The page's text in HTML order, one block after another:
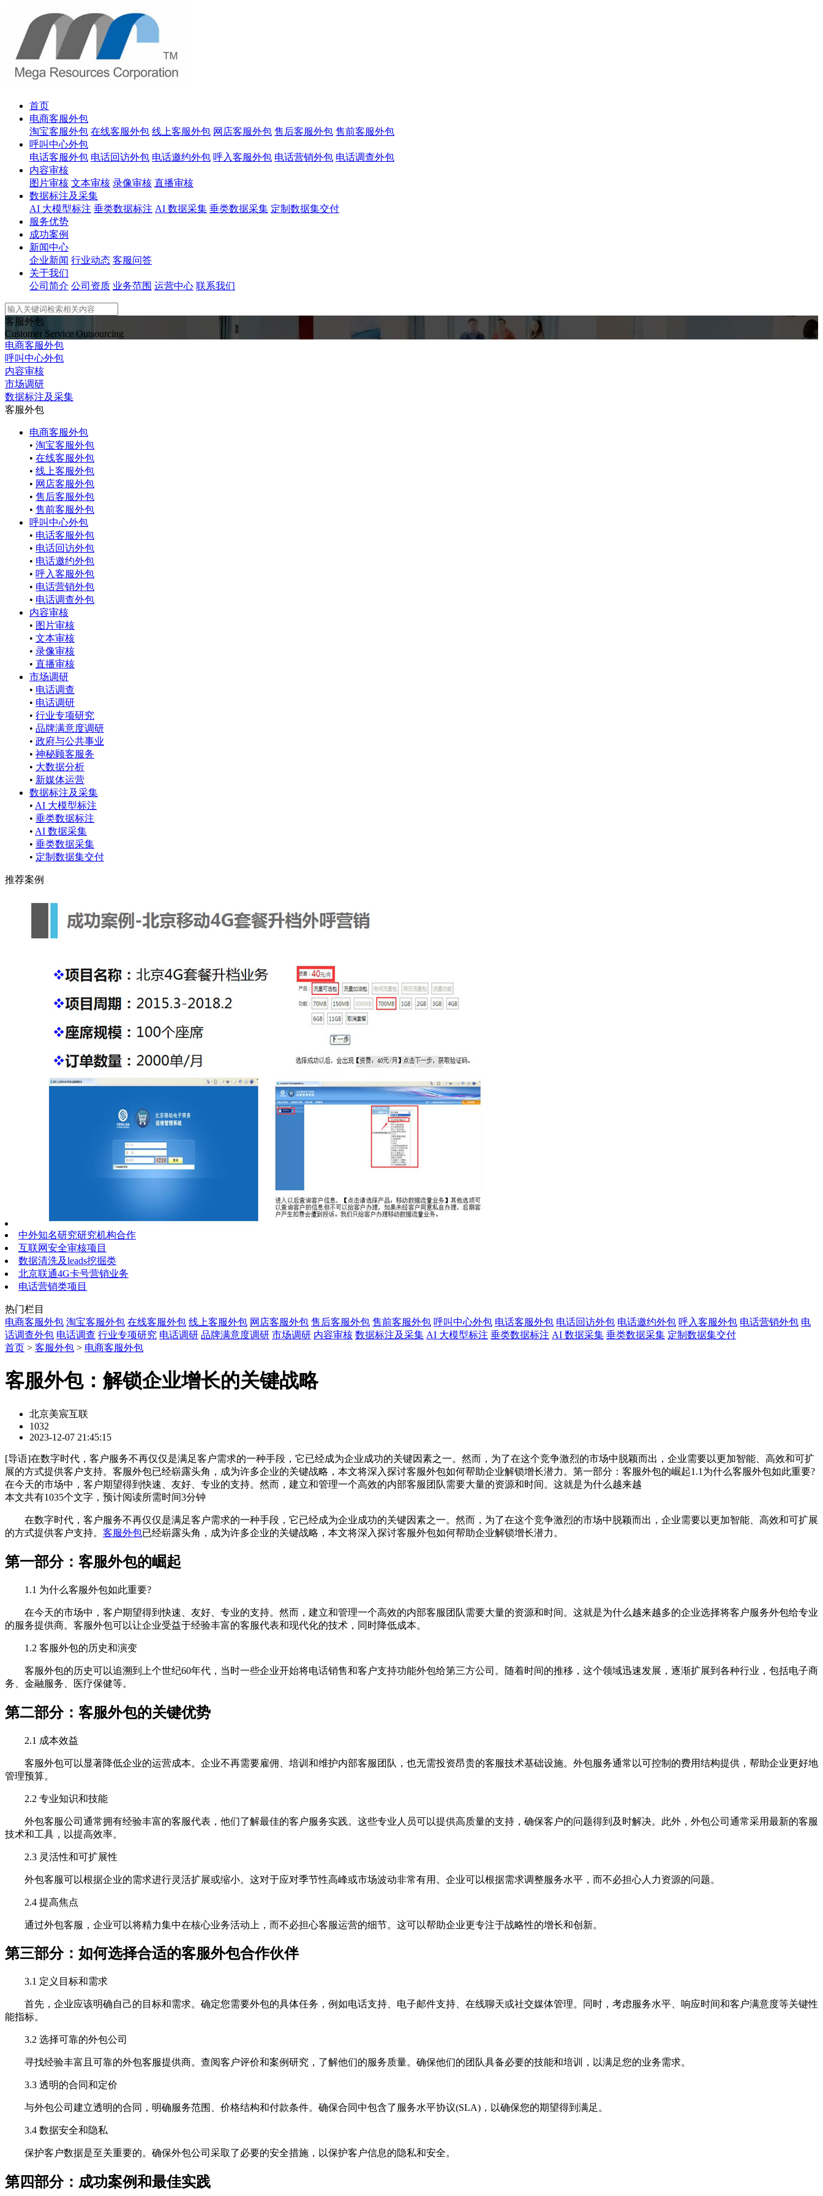
首页
电商客服外包
淘宝客服外包 在线客服外包 线上客服外包 网店客服外包 售后客服外包 售前客服外包
呼叫中心外包
电话客服外包 电话回访外包 电话邀约外包 呼入客服外包 电话营销外包 电话调查外包
内容审核
图片审核 文本审核 录像审核 直播审核
数据标注及采集
AI 大模型标注 垂类数据标注 AI 数据采集 垂类数据采集 定制数据集交付
服务优势
成功案例
新闻中心
企业新闻 行业动态 客服问答
关于我们
公司简介 公司资质 业务范围 运营中心 联系我们
客服外包
Customer Service Outsourcing
电商客服外包
呼叫中心外包
内容审核
市场调研
数据标注及采集
客服外包
电商客服外包
• 淘宝客服外包
• 在线客服外包
• 线上客服外包
• 网店客服外包
• 售后客服外包
• 售前客服外包
呼叫中心外包
• 电话客服外包
• 电话回访外包
• 电话邀约外包
• 呼入客服外包
• 电话营销外包
• 电话调查外包
内容审核
• 图片审核
• 文本审核
• 录像审核
• 直播审核
市场调研
• 电话调查
• 电话调研
• 行业专项研究
• 品牌满意度调研
• 政府与公共事业
• 神秘顾客服务
• 大数据分析
• 新媒体运营
数据标注及采集
• AI 大模型标注
• 垂类数据标注
• AI 数据采集
• 垂类数据采集
• 定制数据集交付
推荐案例
中外知名研究研究机构合作
互联网安全审核项目
数据清洗及leads挖掘类
北京联通4G卡号营销业务
电话营销类项目
热门栏目
电商客服外包 淘宝客服外包 在线客服外包 线上客服外包 网店客服外包 售后客服外包 售前客服外包 呼叫中心外包 电话客服外包 电话回访外包 电话邀约外包 呼入客服外包 电话营销外包 电
话调查外包 电话调查 行业专项研究 电话调研 品牌满意度调研 市场调研 内容审核 数据标注及采集 AI 大模型标注 垂类数据标注 AI 数据采集 垂类数据采集 定制数据集交付
首页 > 客服外包 > 电商客服外包
客服外包：解锁企业增长的关键战略
北京美宸互联
1032
2023-12-07 21:45:15
[导语]在数字时代，客户服务不再仅仅是满足客户需求的一种手段，它已经成为企业成功的关键因素之一。然而，为了在这个竞争激烈的市场中脱颖而出，企业需要以更加智能、高效和可扩
展的方式提供客户支持。客服外包已经崭露头角，成为许多企业的关键战略，本文将深入探讨客服外包如何帮助企业解锁增长潜力。第一部分：客服外包的崛起1.1为什么客服外包如此重要?
在今天的市场中，客户期望得到快速、友好、专业的支持。然而，建立和管理一个高效的内部客服团队需要大量的资源和时间。这就是为什么越来越
本文共有1035个文字，预计阅读所需时间3分钟
在数字时代，客户服务不再仅仅是满足客户需求的一种手段，它已经成为企业成功的关键因素之一。然而，为了在这个竞争激烈的市场中脱颖而出，企业需要以更加智能、高效和可扩展
的方式提供客户支持。 客服外包已经崭露头角，成为许多企业的关键战略，本文将深入探讨客服外包如何帮助企业解锁增长潜力。
第一部分：客服外包的崛起
1.1 为什么客服外包如此重要?
在今天的市场中，客户期望得到快速、友好、专业的支持。然而，建立和管理一个高效的内部客服团队需要大量的资源和时间。这就是为什么越来越多的企业选择将客户服务外包给专业
的服务提供商。客服外包可以让企业受益于经验丰富的客服代表和现代化的技术，同时降低成本。
1.2 客服外包的历史和演变
客服外包的历史可以追溯到上个世纪60年代，当时一些企业开始将电话销售和客户支持功能外包给第三方公司。随着时间的推移，这个领域迅速发展，逐渐扩展到各种行业，包括电子商
务、金融服务、医疗保健等。
第二部分：客服外包的关键优势
2.1 成本效益
客服外包可以显著降低企业的运营成本。企业不再需要雇佣、培训和维护内部客服团队，也无需投资昂贵的客服技术基础设施。外包服务通常以可控制的费用结构提供，帮助企业更好地
管理预算。
2.2 专业知识和技能
外包客服公司通常拥有经验丰富的客服代表，他们了解最佳的客户服务实践。这些专业人员可以提供高质量的支持，确保客户的问题得到及时解决。此外，外包公司通常采用最新的客服
技术和工具，以提高效率。
2.3 灵活性和可扩展性
外包客服可以根据企业的需求进行灵活扩展或缩小。这对于应对季节性高峰或市场波动非常有用。企业可以根据需求调整服务水平，而不必担心人力资源的问题。
2.4 提高焦点
通过外包客服，企业可以将精力集中在核心业务活动上，而不必担心客服运营的细节。这可以帮助企业更专注于战略性的增长和创新。
第三部分：如何选择合适的客服外包合作伙伴
3.1 定义目标和需求
首先，企业应该明确自己的目标和需求。确定您需要外包的具体任务，例如电话支持、电子邮件支持、在线聊天或社交媒体管理。同时，考虑服务水平、响应时间和客户满意度等关键性
能指标。
3.2 选择可靠的外包公司
寻找经验丰富且可靠的外包客服提供商。查阅客户评价和案例研究，了解他们的服务质量。确保他们的团队具备必要的技能和培训，以满足您的业务需求。
3.3 透明的合同和定价
与外包公司建立透明的合同，明确服务范围、价格结构和付款条件。确保合同中包含了服务水平协议(SLA)，以确保您的期望得到满足。
3.4 数据安全和隐私
保护客户数据是至关重要的。确保外包公司采取了必要的安全措施，以保护客户信息的隐私和安全。
第四部分：成功案例和最佳实践